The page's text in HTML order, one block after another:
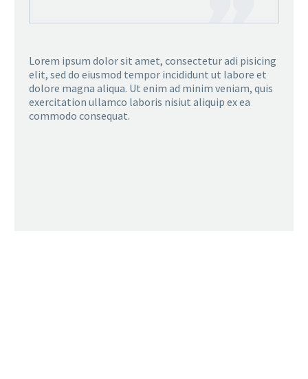
Lorem ipsum dolor sit amet, consectetur adi pisicing
elit, sed do eiusmod tempor incididunt ut labore et
dolore magna aliqua. Ut enim ad minim veniam, quis
exercitation ullamco laboris nisiut aliquip ex ea
commodo consequat.